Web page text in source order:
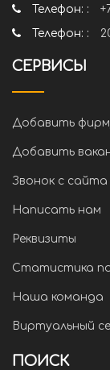
Телефон: :
Телефон: :
СЕРВИСЫ
Добавить
Добавить
Звонок с сайта
Написать нам
Реквизиты
Статистика
Наша команда
Виртуальный
ПОИСК